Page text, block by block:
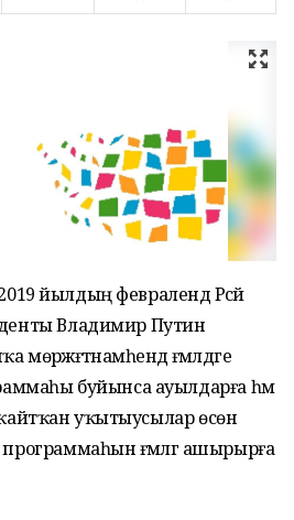
2019 йылдың февралендә Рәсәй
Владимир Путин
ғәмәлдәге
буйынса ауылдарға һәм
ҡайтҡан уҡытыусылар өсөн
ғәмәлгә ашырырға